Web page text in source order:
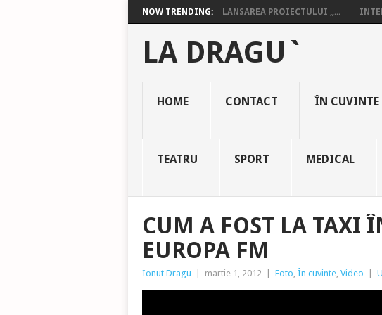
NOW TRENDING: LANSAREA PROIECTULUI „...
LA DRAGU`
HOME CONTACT ÎN CUVINTE
TEATRU SPORT MEDICAL
CUM A FOST LA TAXI
EUROPA FM
Ionut Dragu martie 1, 2012 Foto, În cuvinte, Video